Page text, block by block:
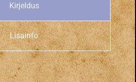
Kirjeldus
Lisainfo